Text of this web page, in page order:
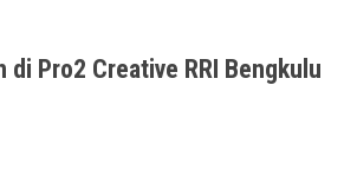
di Pro2 Creative RRI Bengkulu